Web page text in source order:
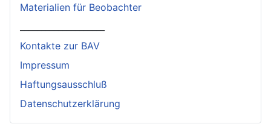
Materialien für Beobachter
Kontakte zur BAV
Impressum
Haftungsausschluß
Datenschutzerklärung